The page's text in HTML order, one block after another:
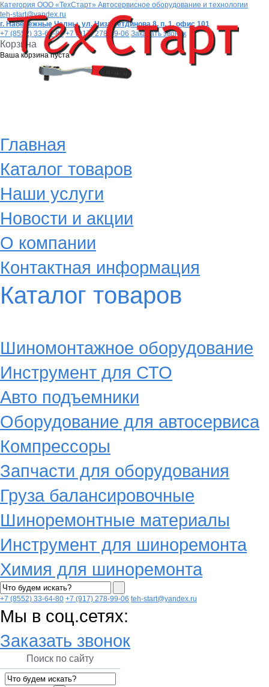
Категория ООО «ТехСтарт» Автосервисное оборудование и технологии
teh-start@yandex.ru
г. Набережные Челны, ул. Низаметдинова 8, п. 1, офис 101
+7 (8552) 33-64-80 +7 (917) 278-99-06 Заказать звонок
Корзина
Ваша корзина пуста
Главная
Каталог товаров
Наши услуги
Новости и акции
О компании
Контактная информация
Каталог товаров
Шиномонтажное оборудование
Инструмент для СТО
Авто подъемники
Оборудование для автосервиса
Компрессоры
Запчасти для оборудования
Груза балансировочные
Шиноремонтные материалы
Инструмент для шиноремонта
Химия для шиноремонта
+7 (8552) 33-64-80 +7 (917) 278-99-06 teh-start@yandex.ru
Мы в соц.сетях:
Заказать звонок
Поиск по сайту